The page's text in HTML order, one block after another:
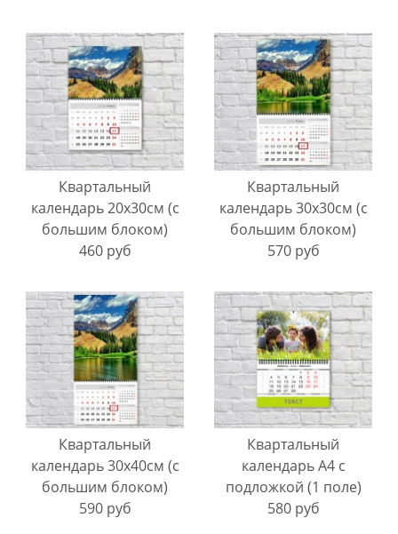
Квартальный
календарь 20х30см (с
большим блоком)
460 руб
Квартальный
календарь 30х30см (с
большим блоком)
570 руб
Квартальный
календарь 30х40см (с
большим блоком)
590 руб
Квартальный
календарь А4 с
подложкой (1 поле)
580 руб